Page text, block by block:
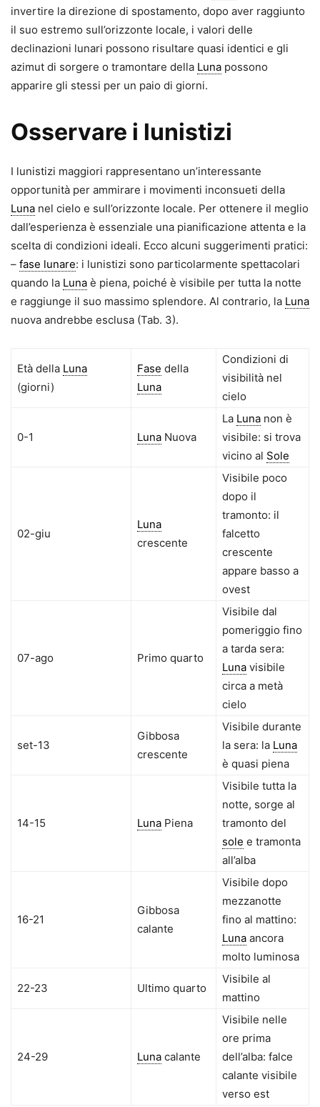
invertire la direzione di spostamento, dopo aver raggiunto
il suo estremo sull’orizzonte locale, i valori delle
declinazioni lunari possono risultare quasi identici e gli
azimut di sorgere o tramontare della Luna possono
apparire gli stessi per un paio di giorni.
Osservare i lunistizi
I lunistizi maggiori rappresentano un’interessante
opportunità per ammirare i movimenti inconsueti della
Luna nel cielo e sull’orizzonte locale. Per ottenere il meglio
dall’esperienza è essenziale una pianificazione attenta e la
scelta di condizioni ideali. Ecco alcuni suggerimenti pratici:
– fase lunare: i lunistizi sono particolarmente spettacolari
quando la Luna è piena, poiché è visibile per tutta la notte
e raggiunge il suo massimo splendore. Al contrario, la Luna
nuova andrebbe esclusa (Tab. 3).
Età della Luna
(giorni)
Fase della
Luna
Condizioni di
visibilità nel
cielo
0-1 Luna Nuova
La Luna non è
visibile: si trova
vicino al Sole
02-giu
Luna
crescente
Visibile poco
dopo il
tramonto: il
falcetto
crescente
appare basso a
ovest
07-ago Primo quarto
Visibile dal
pomeriggio fino
a tarda sera:
Luna visibile
circa a metà
cielo
set-13
Gibbosa
crescente
Visibile durante
la sera: la Luna
è quasi piena
14-15 Luna Piena
Visibile tutta la
notte, sorge al
tramonto del
sole e tramonta
all’alba
16-21
Gibbosa
calante
Visibile dopo
mezzanotte
fino al mattino:
Luna ancora
molto luminosa
22-23 Ultimo quarto
Visibile al
mattino
24-29 Luna calante
Visibile nelle
ore prima
dell’alba: falce
calante visibile
verso est